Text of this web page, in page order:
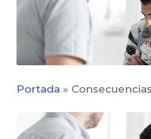
Portada »